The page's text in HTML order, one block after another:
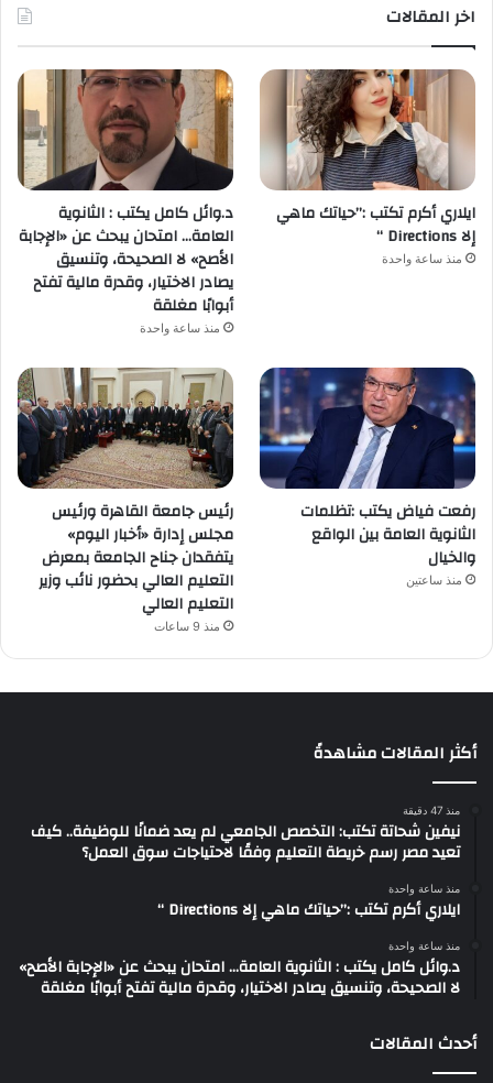
اخر المقالات
ايلاري أكرم تكتب :”حياتك ماهي
إلا Directions “
منذ ساعة واحدة
د.وائل كامل يكتب : الثانوية
العامة… امتحان يبحث عن «الإجابة
الأصح» لا الصحيحة، وتنسيق
يصادر الاختيار، وقدرة مالية تفتح
أبوابًا مغلقة
منذ ساعة واحدة
رفعت فياض يكتب :تظلمات
الثانوية العامة بين الواقع
والخيال
منذ ساعتين
رئيس جامعة القاهرة ورئيس
مجلس إدارة «أخبار اليوم»
يتفقدان جناح الجامعة بمعرض
التعليم العالي بحضور نائب وزير
التعليم العالي
منذ 9 ساعات
أكثر المقالات مشاهدةً
منذ 47 دقيقة
نيفين شحاتة تكتب: التخصص الجامعي لم يعد ضمانًا للوظيفة.. كيف
تعيد مصر رسم خريطة التعليم وفقًا لاحتياجات سوق العمل؟
منذ ساعة واحدة
ايلاري أكرم تكتب :”حياتك ماهي إلا Directions “
منذ ساعة واحدة
د.وائل كامل يكتب : الثانوية العامة… امتحان يبحث عن «الإجابة الأصح»
لا الصحيحة، وتنسيق يصادر الاختيار، وقدرة مالية تفتح أبوابًا مغلقة
أحدث المقالات